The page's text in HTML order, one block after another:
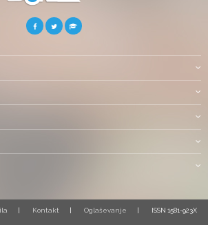
Kontakt Oglaševanje ISSN 1581-923X